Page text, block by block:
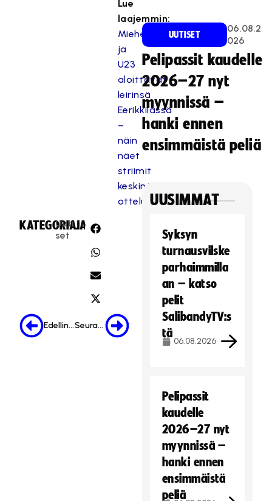
Lue
laajemmin:
Miehet
ja
U23
aloittavat
leirinsä
Eerikkilässä
–
näin
näet
striimit
keskinäisistä
otteluista
KATEGORIA:
Uuti
set
JAA:
Edellinen Seuraava
UUTISET
06.08.2
026
Pelipassit kaudelle
2026–27 nyt
myynnissä –
hanki ennen
ensimmäistä peliä
UUSIMMAT
Syksyn
turnausvilske
parhaimmilla
an – katso
pelit
SalibandyTV:s
tä
06.08.2026
Pelipassit
kaudelle
2026–27 nyt
myynnissä –
hanki ennen
ensimmäistä
peliä